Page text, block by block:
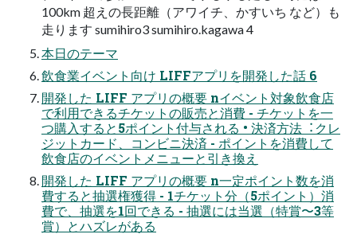
100km 超えの⻑距離（アワイチ、かすいち など）も
⾛ります sumihiro3 sumihiro.kagawa 4
本⽇のテーマ
飲⾷業イベント向け LIFFアプリを開発した話 6
開発した LIFF アプリの概要 nイベント対象飲⾷店
で利⽤できるチケットの販売と消費 - チケットを⼀
つ購⼊すると5ポイント付与される • 決済⽅法︓クレ
ジットカード、コンビニ決済 - ポイントを消費して
飲⾷店のイベントメニューと引き換え
開発した LIFF アプリの概要 n⼀定ポイント数を消
費すると抽選権獲得 - 1チケット分（5ポイント）消
費で、抽選を1回できる - 抽選には当選（特賞〜3等
賞）とハズレがある